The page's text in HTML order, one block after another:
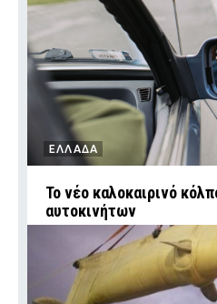
ΕΛΛΑΔΑ
Το νέο καλοκαιρινό
αυτοκινήτων